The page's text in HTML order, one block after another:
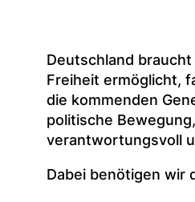
Deutschland
Freiheit ermöglicht,
die kommenden
politische
verantwortungsvoll
Dabei benötigen wir